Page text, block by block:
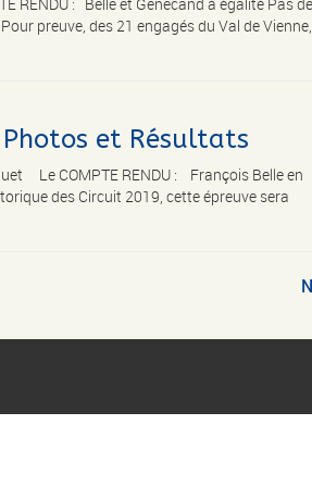
preuve, des 21 engagés du Val de Vienne,
Photos et Résultats
Le COMPTE RENDU : François Belle en
des Circuit 2019, cette épreuve sera